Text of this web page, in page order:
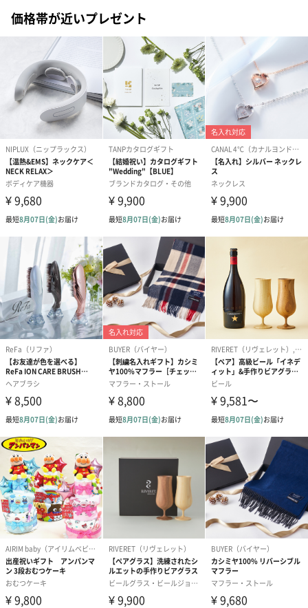
プリザーブドフラワー
ブーケ（ピンク）
（2,580円）
プリザーブドフラワー
ブーケ（ブルー）
（2,580円）
アミュレット
ク）（1,500円
ぬいぐるみ
愛らしいぬいぐるみを同梱してお届けします。
誕生日・記念日・出産祝いなどのシーンにおすすめです。
フラワーテディベア
（2,390円）
テディベア（バニラ）
（1,760円）
テディベア（
ル）（1,760円
紅茶・コーヒー・スイーツ
紅茶・コーヒー・スイーツを同梱してお届けいたします。ギフト
への＋αにおすすめです。
アールグレイ（HAPPY
アールグレイティー
フルーツティ
価格帯が近いプレゼント